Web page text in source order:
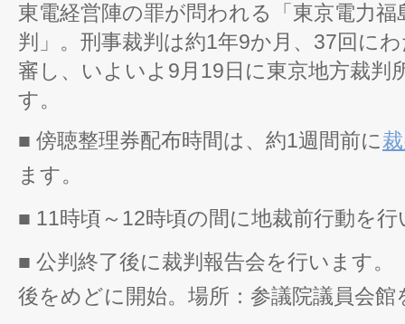
東電経営陣の罪が問われる「東京電力福
判」。刑事裁判は約1年9か月、37回に
審し、いよいよ9月19日に東京地方裁判
す。
■ 傍聴整理券配布時間は、約1週間前に
ます。
■ 11時頃～12時頃の間に地裁前行動を
■ 公判終了後に裁判報告会を行います。
後をめどに開始。場所：参議院議員会館